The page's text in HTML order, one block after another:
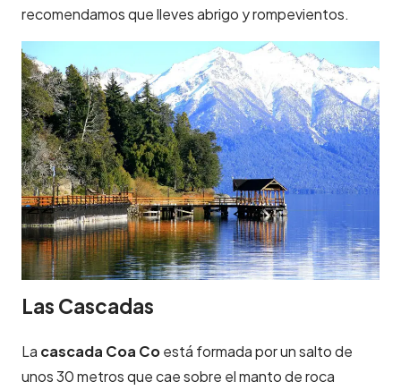
recomendamos que lleves abrigo y rompevientos.
Las Cascadas
La cascada Coa Coestá formada por un salto de
unos 30 metros que cae sobre el manto de roca